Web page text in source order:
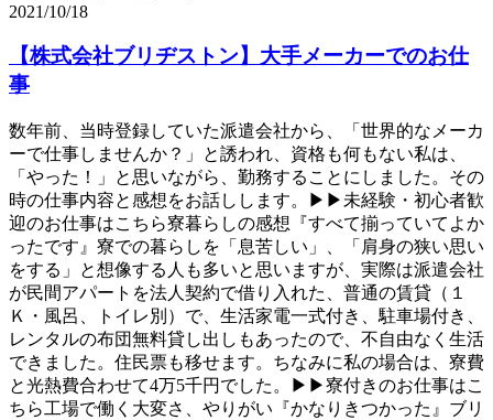
2021/10/18
【株式会社ブリヂストン】大手メーカーでのお仕
事
数年前、当時登録していた派遣会社から、「世界的なメーカ
ーで仕事しませんか？」と誘われ、資格も何もない私は、
「やった！」と思いながら、勤務することにしました。その
時の仕事内容と感想をお話しします。▶▶未経験・初心者歓
迎のお仕事はこちら寮暮らしの感想『すべて揃っていてよか
ったです』寮での暮らしを「息苦しい」、「肩身の狭い思い
をする」と想像する人も多いと思いますが、実際は派遣会社
が民間アパートを法人契約で借り入れた、普通の賃貸（１
Ｋ・風呂、トイレ別）で、生活家電一式付き、駐車場付き、
レンタルの布団無料貸し出しもあったので、不自由なく生活
できました。住民票も移せます。ちなみに私の場合は、寮費
と光熱費合わせて4万5千円でした。▶▶寮付きのお仕事はこ
ちら工場で働く大変さ、やりがい『かなりきつかった』ブリ